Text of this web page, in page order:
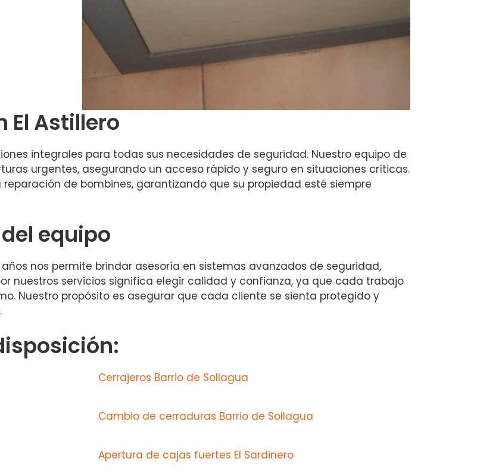
El Astillero
integrales para todas sus necesidades de seguridad. Nuestro equipo de
urgentes, asegurando un acceso rápido y seguro en situaciones críticas.
reparación de bombines, garantizando que su propiedad esté siempre
equipo
nos permite brindar asesoría en sistemas avanzados de seguridad,
nuestros servicios significa elegir calidad y confianza, ya que cada trabajo
Nuestro propósito es asegurar que cada cliente se sienta protegido y
Cerrajeros Barrio de Sollagua
Cambio de cerraduras Barrio de Sollagua
Apertura de cajas fuertes El Sardinero